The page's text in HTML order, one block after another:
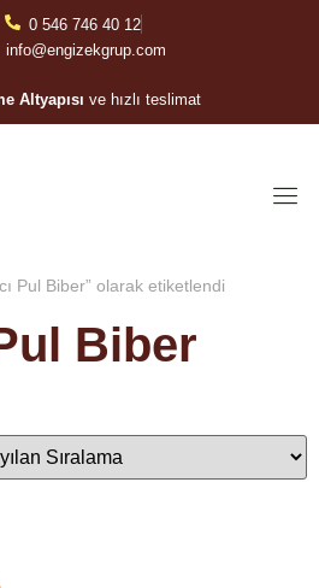
0 546 746 40 12
info@engizekgrup.com
Altyapısı ve hızlı teslimat
Pul Biber” olarak etiketlendi
Biber